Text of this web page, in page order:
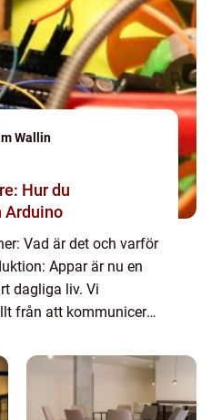
Wallin
Hur du
Arduino
Vad är det och varför
Appar är nu en
dagliga liv. Vi
från att kommunicera
vi på en...